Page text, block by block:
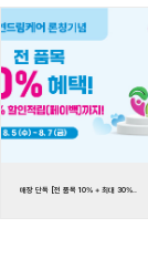
매장 단독 [전 품목 10% + 최대 30%..